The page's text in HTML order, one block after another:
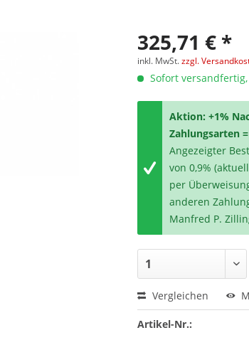
325,71 € *
inkl. MwSt.zzgl.
Sofort
Aktion: +1%
Zahlungsarten
Angezeigter
von 0,9%
per
anderen
Manfred P.
Vergleichen
Artikel-Nr.: